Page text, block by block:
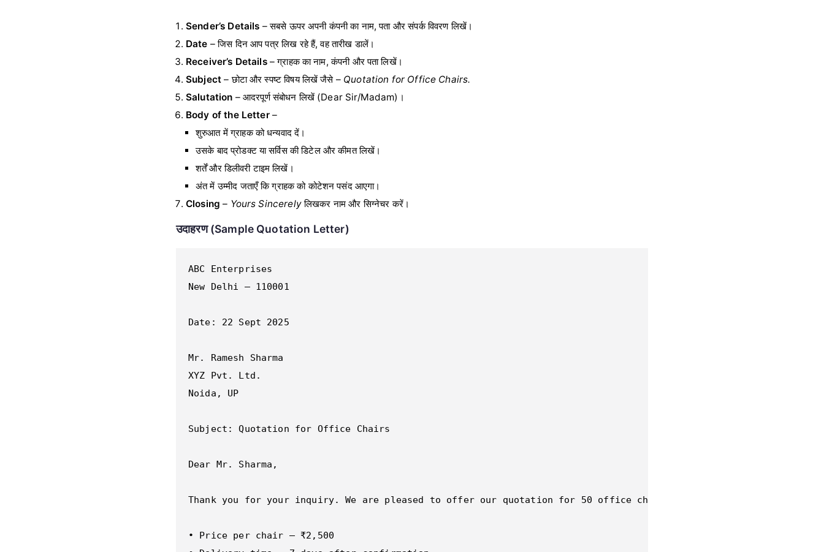
Sender’s Details – सबसे ऊपर अपनी कंपनी का नाम, पता और संपर्क विवरण लिखें।
Date – जिस दिन आप पत्र लिख रहे हैं, वह तारीख डालें।
Receiver’s Details– ग्राहक का नाम, कंपनी और पता लिखें।
Subject – छोटा और स्पष्ट विषय लिखें जैसे – Quotation for Office Chairs.
Salutation – आदरपूर्ण संबोधन लिखें (Dear Sir/Madam)।
Body of the Letter–
शुरुआत में ग्राहक को धन्यवाद दें।
उसके बाद प्रोडक्ट या सर्विस की डिटेल और कीमत लिखें।
शर्तें और डिलीवरी टाइम लिखें।
अंत में उम्मीद जताएँ कि ग्राहक को कोटेशन पसंद आएगा।
Closing – Yours Sincerelyलिखकर नाम और सिग्नेचर करें।
उदाहरण (Sample Quotation Letter)
ABC Enterprises
New Delhi – 110001
Date: 22 Sept 2025
Mr. Ramesh Sharma
XYZ Pvt. Ltd.
Noida, UP
Subject: Quotation for Office Chairs
Dear Mr. Sharma,
Thank you for your inquiry. We are pleased to offer our quotation for 50 office chairs as per your requirement.
• Price per chair – ₹2,500